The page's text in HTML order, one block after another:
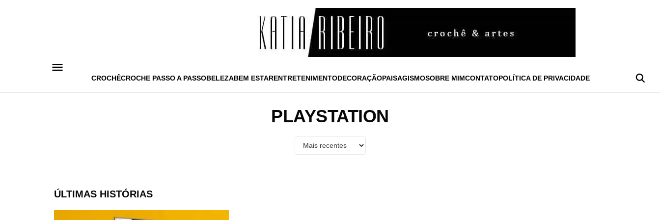
CROCHÊCROCHE PASSO A PASSOBELEZABEM ESTARENTRETENIMENTODECORAÇÃOPAISAGISMOSOBRE MIMCONTATOPOLÍTICA DE PRIVACIDADE
PLAYSTATION
ÚLTIMAS HISTÓRIAS